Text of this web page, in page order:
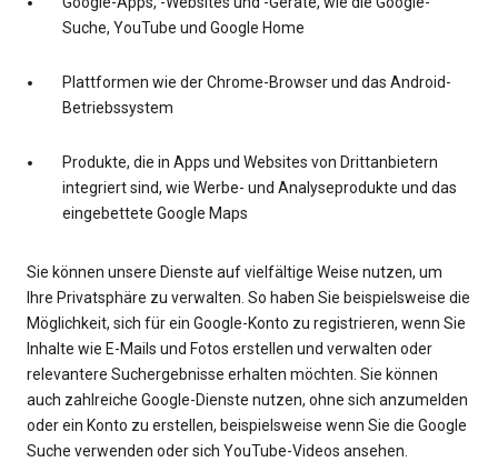
Suche, YouTube und Google Home
Plattformen wie der Chrome-Browser und das Android-
Betriebssystem
Produkte, die in Apps und Websites von Drittanbietern
integriert sind, wie Werbe- und Analyseprodukte und das
eingebettete Google Maps
Sie können unsere Dienste auf vielfältige Weise nutzen, um
Ihre Privatsphäre zu verwalten. So haben Sie beispielsweise die
Möglichkeit, sich für ein Google-Konto zu registrieren, wenn Sie
Inhalte wie E-Mails und Fotos erstellen und verwalten oder
relevantere Suchergebnisse erhalten möchten. Sie können
auch zahlreiche Google-Dienste nutzen, ohne sich anzumelden
oder ein Konto zu erstellen, beispielsweise wenn Sie die Google
Suche verwenden oder sich YouTube-Videos ansehen.